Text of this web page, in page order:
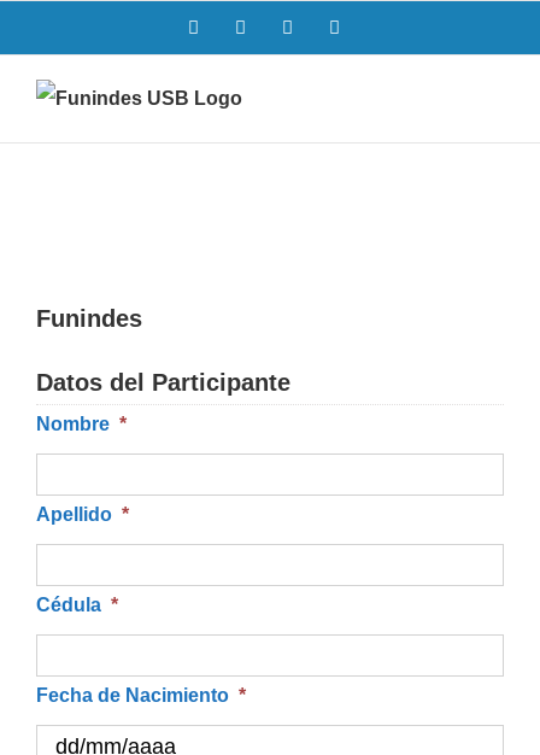
al
contenido
FacebookTwitter Instagram
Funindes
Datos del Participante
Nombre *
Apellido *
Cédula *
Fecha de Nacimiento *